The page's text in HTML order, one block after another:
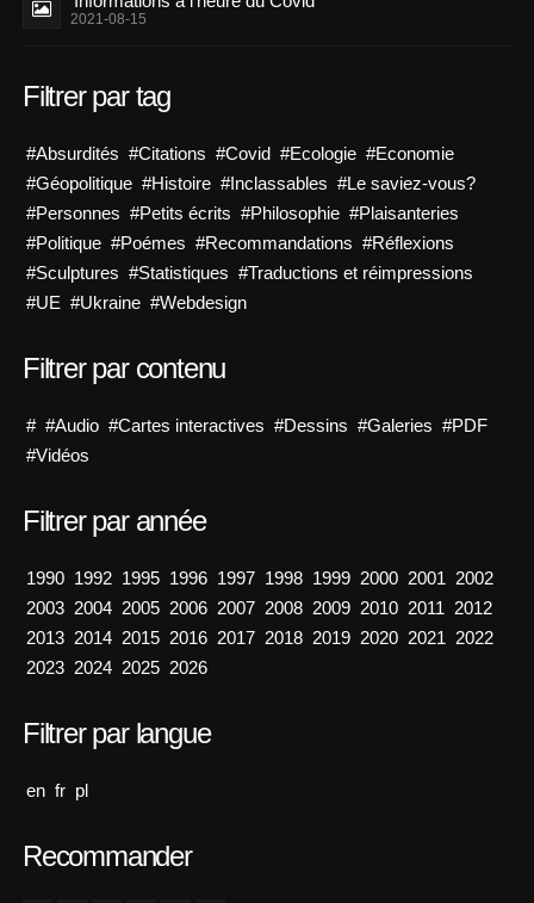
2021-08-15
Filtrer par tag
#Absurdités #Citations #Covid #Ecologie #Economie
#Géopolitique #Histoire #Inclassables #Le saviez-vous?
#Personnes #Petits écrits #Philosophie #Plaisanteries
#Politique #Poémes #Recommandations #Réflexions
#Sculptures #Statistiques #Traductions et réimpressions
#UE #Ukraine #Webdesign
Filtrer par contenu
# #Audio #Cartes interactives #Dessins #Galeries #PDF
#Vidéos
Filtrer par année
1990 1992 1995 1996 1997 1998 1999 2000 2001 2002
2003 2004 2005 2006 2007 2008 2009 2010 2011 2012
2013 2014 2015 2016 2017 2018 2019 2020 2021 2022
2023 2024 2025 2026
Filtrer par langue
en fr pl
Recommander